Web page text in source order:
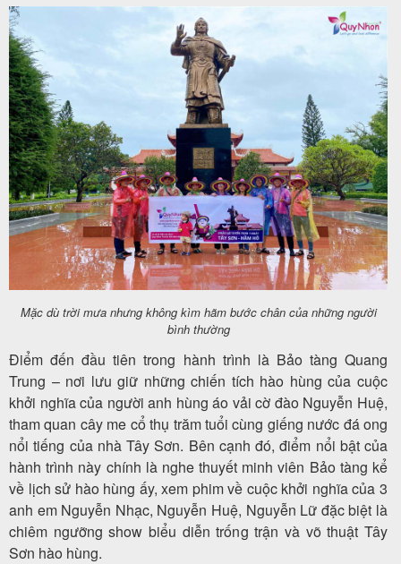
hành
Tin
du
lịch
Về
Quy
Nhơn
Tourist
Cảm
nhận
khách
hàng
Tuyển
Mặc dù trời mưa nhưng không kìm hãm bước chân của những người
bình thường
Điểm đến đầu tiên trong hành trình là Bảo tàng Quang
Trung – nơi lưu giữ những chiến tích hào hùng của cuộc
khởi nghĩa của người anh hùng áo vải cờ đào Nguyễn Huệ,
tham quan cây me cổ thụ trăm tuổi cùng giếng nước đá ong
nổi tiếng của nhà Tây Sơn. Bên cạnh đó, điểm nổi bật của
hành trình này chính là nghe thuyết minh viên Bảo tàng kể
về lịch sử hào hùng ấy, xem phim về cuộc khởi nghĩa của 3
anh em Nguyễn Nhạc, Nguyễn Huệ, Nguyễn Lữ đặc biệt là
chiêm ngưỡng show biểu diễn trống trận và võ thuật Tây
Sơn hào hùng.